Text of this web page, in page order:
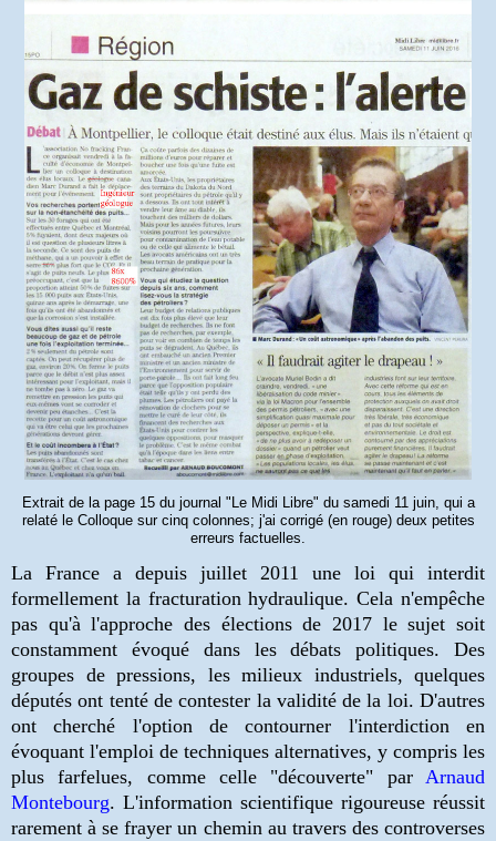
Extrait de la page 15 du journal "Le Midi Libre" du samedi 11 juin, qui a
relaté le Colloque sur cinq colonnes; j'ai corrigé (en rouge) deux petites
erreurs factuelles.
La France a depuis juillet 2011 une loi qui interdit
formellement la fracturation hydraulique. Cela n'empêche
pas qu'à l'approche des élections de 2017 le sujet soit
constamment évoqué dans les débats politiques. Des
groupes de pressions, les milieux industriels, quelques
députés ont tenté de contester la validité de la loi. D'autres
ont cherché l'option de contourner l'interdiction en
évoquant l'emploi de techniques alternatives, y compris les
plus farfelues, comme celle "découverte" par Arnaud
Montebourg. L'information scientifique rigoureuse réussit
rarement à se frayer un chemin au travers des controverses